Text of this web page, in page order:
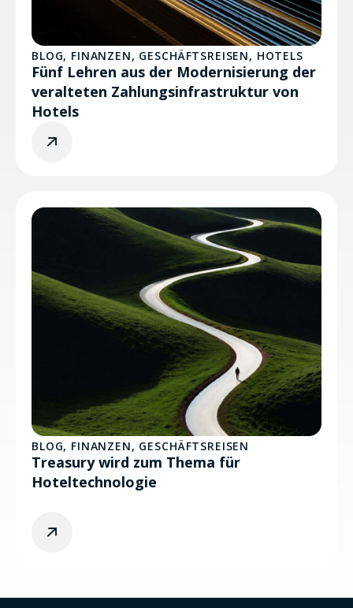
BLOG, FINANZEN, GESCHÄFTSREISEN, HOTELS
Fünf Lehren aus der Modernisierung der
veralteten Zahlungsinfrastruktur von
Hotels
BLOG, FINANZEN, GESCHÄFTSREISEN
Treasury wird zum Thema für
Hoteltechnologie